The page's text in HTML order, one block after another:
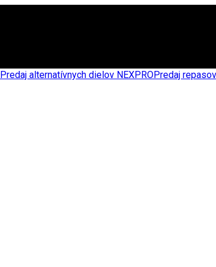
Predaj alternatívnych dielov NEXPROPredaj